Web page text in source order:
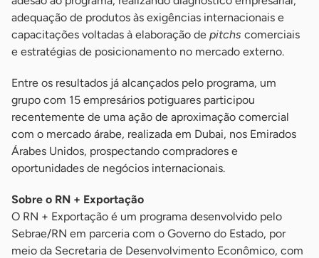
adequação de produtos às exigências internacionais e
capacitações voltadas à elaboração de pitchs comerciais
e estratégias de posicionamento no mercado externo.
Entre os resultados já alcançados pelo programa, um
grupo com 15 empresários potiguares participou
recentemente de uma ação de aproximação comercial
com o mercado árabe, realizada em Dubai, nos Emirados
Árabes Unidos, prospectando compradores e
oportunidades de negócios internacionais.
Sobre o RN + Exportação
O RN + Exportação é um programa desenvolvido pelo
Sebrae/RN em parceria com o Governo do Estado, por
meio da Secretaria de Desenvolvimento Econômico, com